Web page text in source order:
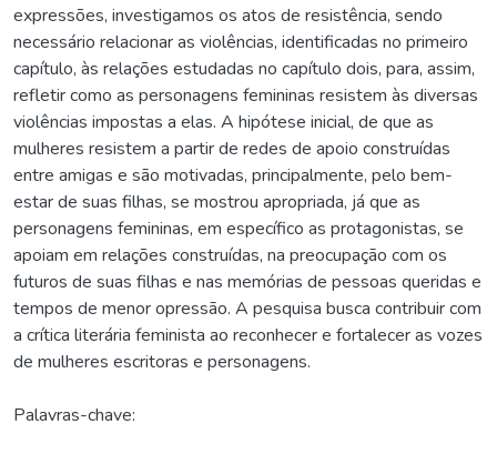
expressões, investigamos os atos de resistência, sendo
necessário relacionar as violências, identificadas no primeiro
capítulo, às relações estudadas no capítulo dois, para, assim,
refletir como as personagens femininas resistem às diversas
violências impostas a elas. A hipótese inicial, de que as
mulheres resistem a partir de redes de apoio construídas
entre amigas e são motivadas, principalmente, pelo bem-
estar de suas filhas, se mostrou apropriada, já que as
personagens femininas, em específico as protagonistas, se
apoiam em relações construídas, na preocupação com os
futuros de suas filhas e nas memórias de pessoas queridas e
tempos de menor opressão. A pesquisa busca contribuir com
a crítica literária feminista ao reconhecer e fortalecer as vozes
de mulheres escritoras e personagens.
Palavras-chave: